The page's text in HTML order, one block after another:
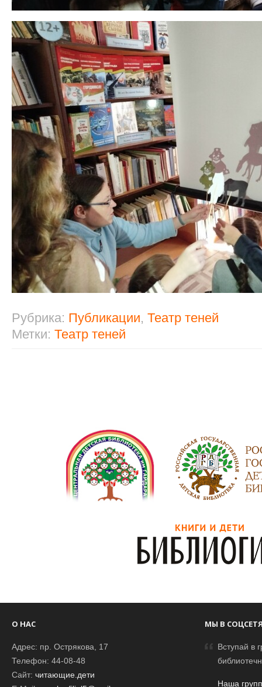
Рубрика: Публикации, Театр теней
Метки: Театр теней
О НАС
Адрес: пр. Острякова, 17
Телефон: 44-08-48
Сайт: читающие.дети
МЫ В
Вступай в
Наша